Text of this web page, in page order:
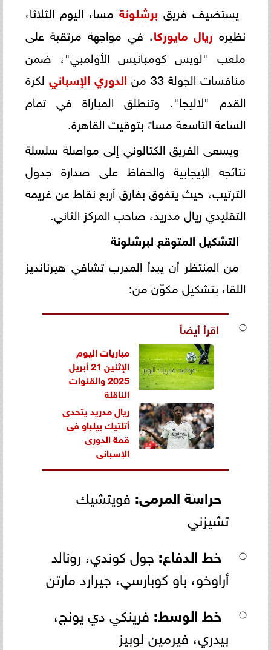
يستضيف فريق برشلونةمساء اليوم الثلاثاء
نظيره ريال مايوركا، في مواجهة مرتقبة على
ملعب "لويس كومبانيس الأولمبي"، ضمن
منافسات الجولة 33 من
الدوري الإسبانيلكرة
القدم "لاليجا". وتنطلق المباراة في تمام
الساعة التاسعة مساءً بتوقيت القاهرة.
ويسعى الفريق الكتالوني إلى مواصلة سلسلة
نتائجه الإيجابية والحفاظ على صدارة جدول
الترتيب، حيث يتفوق بفارق أربع نقاط عن غريمه
التقليدي ريال مدريد، صاحب المركز الثاني.
التشكيل المتوقع لبرشلونة
من المنتظر أن يبدأ المدرب تشافي هيرنانديز
اللقاء بتشكيل مكوّن من:
اقرأ أيضاً
مباريات اليوم
الإثنين 21 أبريل
2025 والقنوات
الناقلة
ريال مدريد يتحدى
أتلتيك بيلباو فى
قمة الدورى
الإسبانى
حراسة المرمى: فويتشيك
تشيزني
خط الدفاع: جول كوندي، رونالد
أراوخو، باو كوبارسي، جيرارد مارتن
خط الوسط: فرينكي دي يونج،
بيدري، فيرمين لوبيز